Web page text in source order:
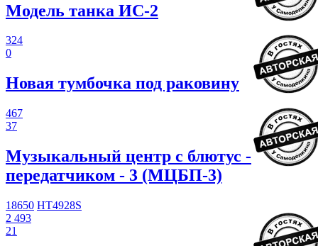
Модель танка ИС-2
324
0
Новая тумбочка под раковину
467
37
Музыкальный центр с блютус -
передатчиком - 3 (МЦБП-3)
18650 HT4928S
2 493
21